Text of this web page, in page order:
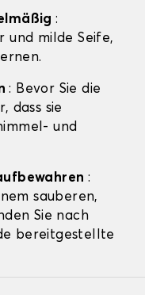
:
und milde Seife,
: Bevor Sie die
dass sie
und
:
sauberen,
Sie nach
bereitgestellte